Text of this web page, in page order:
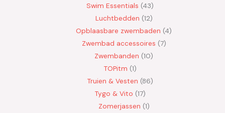
Swim Essentials 43
Luchtbedden 12
Opblaasbare zwembaden 4
Zwembad accessoires 7
Zwembanden 10
TOPitm 1
Truien & Vesten 86
Tygo & Vito 17
Zomerjassen 1